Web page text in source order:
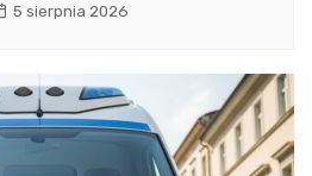
5 sierpnia 2026